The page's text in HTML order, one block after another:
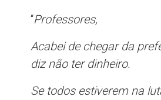
“Professores,
Acabei de chegar da
diz não ter dinheiro.
Se todos estiverem na